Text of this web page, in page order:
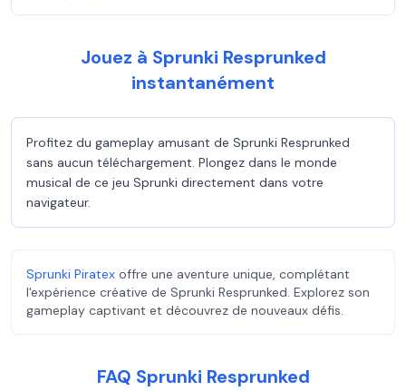
Jouez à Sprunki Resprunked
instantanément
Profitez du gameplay amusant de Sprunki Resprunked
sans aucun téléchargement. Plongez dans le monde
musical de ce jeu Sprunki directement dans votre
navigateur.
Sprunki Piratex offre une aventure unique, complétant
l'expérience créative de Sprunki Resprunked. Explorez son
gameplay captivant et découvrez de nouveaux défis.
FAQ Sprunki Resprunked